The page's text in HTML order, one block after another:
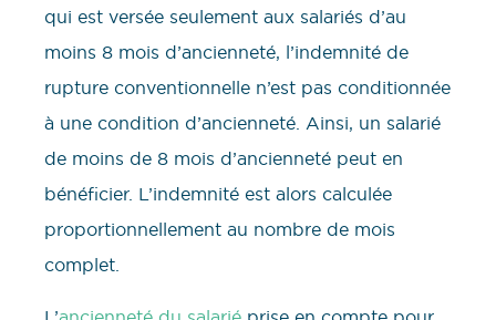
qui est versée seulement aux salariés d’au
moins 8 mois d’ancienneté, l’indemnité de
rupture conventionnelle n’est pas conditionnée
à une condition d’ancienneté. Ainsi, un salarié
de moins de 8 mois d’ancienneté peut en
bénéficier. L’indemnité est alors calculée
proportionnellement au nombre de mois
complet.